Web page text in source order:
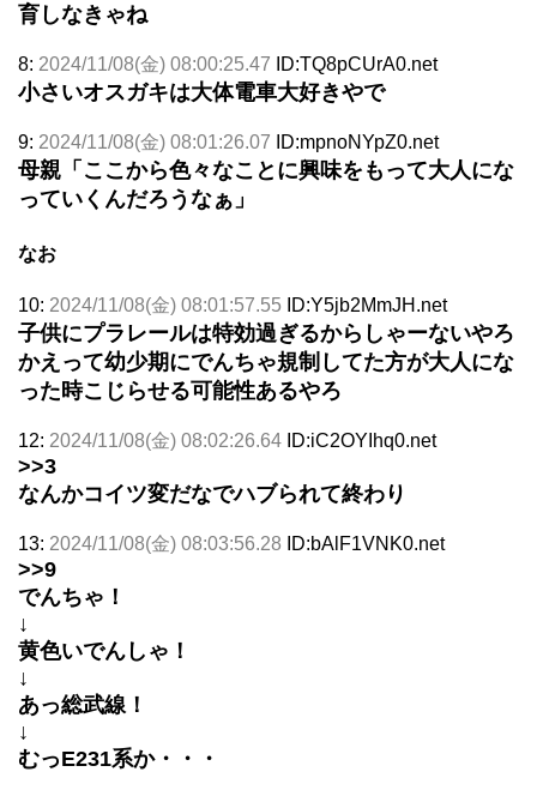
育しなきゃね
8: 2024/11/08(金) 08:00:25.47 ID:TQ8pCUrA0.net
小さいオスガキは大体電車大好きやで
9: 2024/11/08(金) 08:01:26.07 ID:mpnoNYpZ0.net
母親「ここから色々なことに興味をもって大人にな
っていくんだろうなぁ」
なお
10: 2024/11/08(金) 08:01:57.55 ID:Y5jb2MmJH.net
子供にプラレールは特効過ぎるからしゃーないやろ
かえって幼少期にでんちゃ規制してた方が大人にな
った時こじらせる可能性あるやろ
12: 2024/11/08(金) 08:02:26.64 ID:iC2OYIhq0.net
>>3
なんかコイツ変だなでハブられて終わり
13: 2024/11/08(金) 08:03:56.28 ID:bAlF1VNK0.net
>>9
でんちゃ！
↓
黄色いでんしゃ！
↓
あっ総武線！
↓
むっE231系か・・・